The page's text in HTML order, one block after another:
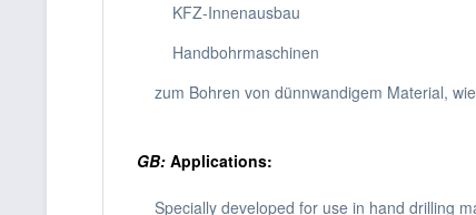
KFZ-Innenausbau
Handbohrmaschinen
zum Bohren von dünnwandigem Material,
GB: Applications:
Specially developed for use in hand drilling